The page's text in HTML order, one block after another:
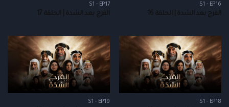
S1 - EP16
الفرج بعد الشدة | الحلقة 16
S1 - EP17
الفرج بعد الشدة | الحلقة 17
S1 - EP18
S1 - EP19